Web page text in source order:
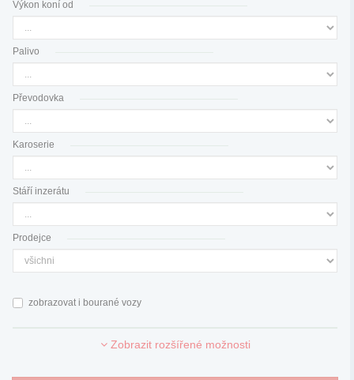
Výkon koní od
Palivo
Převodovka
Karoserie
Stáří inzerátu
Prodejce
zobrazovat i bourané vozy
Zobrazit rozšířené možnosti